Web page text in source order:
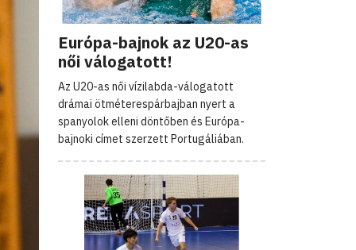
Európa-bajnok az U20-as
női válogatott!
Az U20-as női vízilabda-válogatott
drámai ötméterespárbajban nyert a
spanyolok elleni döntőben és Európa-
bajnoki címet szerzett Portugáliában.